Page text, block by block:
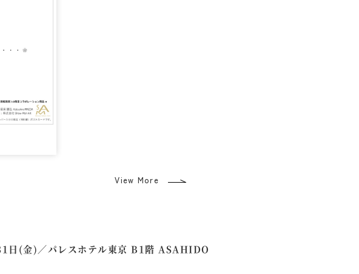
View More
日(金)／パレスホテル東京 B1階 ASAHIDO